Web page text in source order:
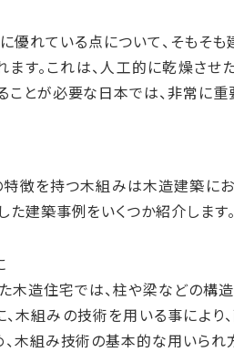
優れている点について、そもそ
ます。これは、人工的に乾燥さ
ことが必要な日本では、非常に重
特徴を持つ木組みは木造建築に
建築事例をいくつか紹介します。
木造住宅では、柱や梁などの構
、木組みの技術を用いる事によ
、木組み技術の基本的な用いられ